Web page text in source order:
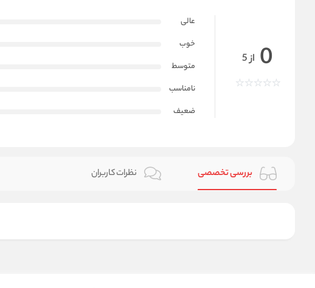
0 از 5
عالی
خوب
متوسط
نامناسب
ضعیف
بررسی تخصصی نظرات کاربران